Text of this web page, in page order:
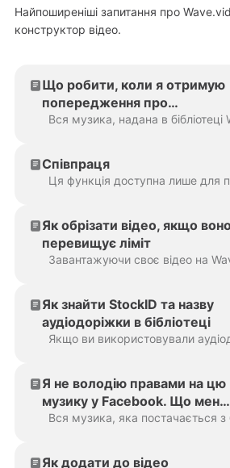
Найпоширеніші запитання про
конструктор відео.
Що робити, коли я отримую
попередження про
порушення авторських прав
Співпраця
Як обрізати відео, якщо
перевищує ліміт
Як знайти StockID та назву
аудіодоріжки в бібліотеці
Я не володію правами на цю
музику у Facebook. Що мені
робити?
Як додати до відео